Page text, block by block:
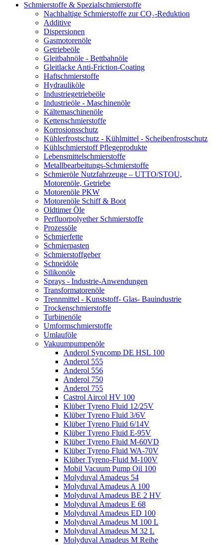
Schmierstoffe & Spezialschmierstoffe
Nachhaltige Schmierstoffe zur CO₂-Reduktion
Additive
Dispersionen
Gasmotorenöle
Getriebeöle
Gleitbahnöle - Bettbahnöle
Gleitlacke Anti-Friction-Coating
Haftschmierstoffe
Hydrauliköle
Industriegetriebeöle
Industrieöle - Maschinenöle
Kältemaschinenöle
Kettenschmierstoffe
Korrosionsschutz
Kühlerfrostschutz - Kühlmittel - Scheibenfrostschutz
Kühlschmierstoff Pflegeprodukte
Lebensmittelschmierstoffe
Metallbearbeitungs-Schmierstoffe
Schmieröle Nutzfahrzeuge – UTTO/STOU,
Motorenöle, Getriebe
Motorenöle PKW
Motorenöle Schiff & Boot
Oldtimer Öle
Perfluorpolyether Schmierstoffe
Prozessöle
Schmierfette
Schmierpasten
Schmierstoffgeber
Schneidöle
Silikonöle
Sprays - Industrie-Anwendungen
Transformatorenöle
Trennmittel - Kunststoff- Glas- Bauindustrie
Trockenschmierstoffe
Turbinenöle
Umformschmierstoffe
Umlauföle
Vakuumpumpenöle
Anderol Syncomp DE HSL 100
Anderol 555
Anderol 556
Anderol 750
Anderol 755
Castrol Aircol HV 100
Klüber Tyreno Fluid 12/25V
Klüber Tyreno Fluid 3/6V
Klüber Tyreno Fluid 6/14V
Klüber Tyreno Fluid E-95V
Klüber Tyreno Fluid M-60VD
Klüber Tyreno Fluid WA-70V
Klüber Tyreno-Fluid M-100V
Mobil Vacuum Pump Oil 100
Molyduval Amadeus 54
Molyduval Amadeus A 100
Molyduval Amadeus BE 2 HV
Molyduval Amadeus E 68
Molyduval Amadeus ED 100
Molyduval Amadeus M 100 L
Molyduval Amadeus M 32 L
Molyduval Amadeus M Reihe